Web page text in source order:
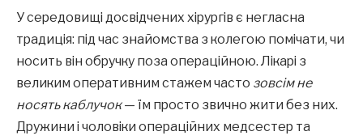
У середовищі досвідчених хірургів є негласна
традиція: під час знайомства з колегою помічати, чи
носить він обручку поза операційною. Лікарі з
великим оперативним стажем часто зовсім не
носять каблучок— їм просто звично жити без них.
Дружини і чоловіки операційних медсестер та